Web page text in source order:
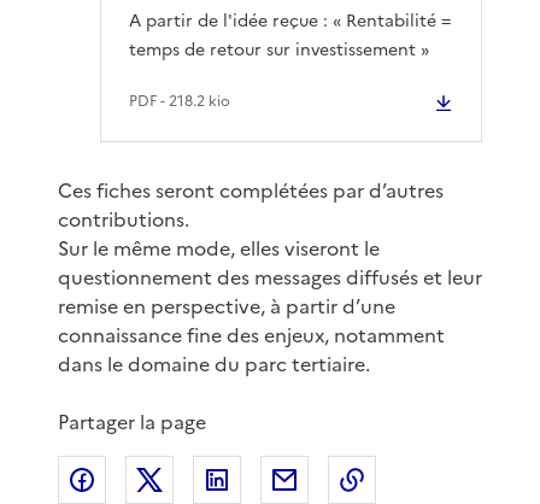
PDF- 218.2 kio
A partir de l'idée reçue : « Rentabilité =
temps de retour sur investissement »
Ces fiches seront complétées par d’autres
contributions.
Sur le même mode, elles viseront le
questionnement des messages diffusés et leur
remise en perspective, à partir d’une
connaissance fine des enjeux, notamment
dans le domaine du parc tertiaire.
Partager la page
Partager sur Facebook
Partager sur XPartager sur LinkedIn
Partager par email